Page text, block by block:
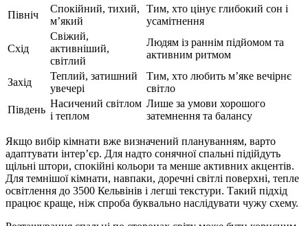
Північ
Спокійний, тихий,
м’який
Тим, хто цінує глибокий сон і
усамітнення
Схід
Свіжий,
активніший,
світлий
Людям із раннім підйомом та
активним ритмом
Захід
Теплий, затишний
увечері
Тим, хто любить м’яке вечірнє
світло
Південь
Насичений світлом
і теплом
Лише за умови хорошого
затемнення та балансу
Якщо вибір кімнати вже визначений плануванням, варто
адаптувати інтер’єр. Для надто сонячної спальні підійдуть
щільні штори, спокійні кольори та менше активних акцентів.
Для темнішої кімнати, навпаки, доречні світлі поверхні, тепле
освітлення до 3500 Кельвінів і легші текстури. Такий підхід
працює краще, ніж спроба буквально наслідувати чужу схему.